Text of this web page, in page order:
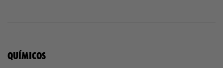
QUÍMICOS